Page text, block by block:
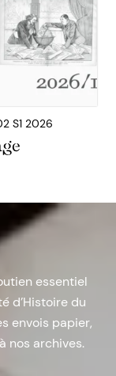
S1 2026
essentiel
d’Histoire du
envois papier,
nos archives.